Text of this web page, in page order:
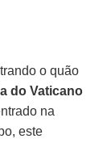
o quão
do Vaticano
na
este